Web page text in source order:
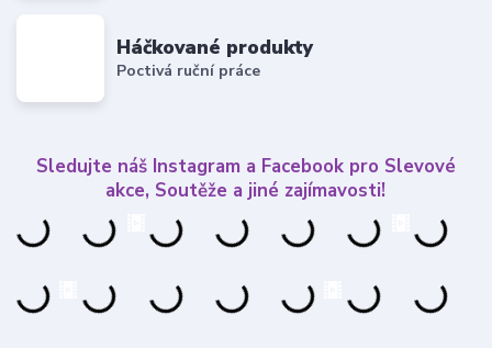
Háčkované produkty
Poctivá ruční práce
Sledujte náš Instagram a Facebook pro Slevové
akce, Soutěže a jiné zajímavosti!